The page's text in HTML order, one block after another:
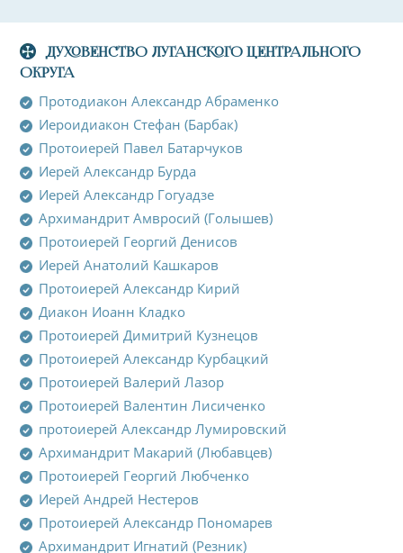
ДУХОВЕНСТВО ЛУГАНСКОГО ЦЕНТРАЛЬНОГО
ОКРУГА
Протодиакон Александр Абраменко
Иероидиакон Стефан (Барбак)
Протоиерей Павел Батарчуков
Иерей Александр Бурда
Иерей Александр Гогуадзе
Архимандрит Амвросий (Голышев)
Протоиерей Георгий Денисов
Иерей Анатолий Кашкаров
Протоиерей Александр Кирий
Диакон Иоанн Кладко
Протоиерей Димитрий Кузнецов
Протоиерей Александр Курбацкий
Протоиерей Валерий Лазор
Протоиерей Валентин Лисиченко
протоиерей Александр Лумировский
Архимандрит Макарий (Любавцев)
Протоиерей Георгий Любченко
Иерей Андрей Нестеров
Протоиерей Александр Пономарев
Архимандрит Игнатий (Резник)